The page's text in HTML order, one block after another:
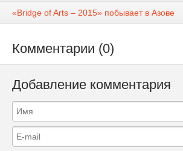
«Bridge of Arts – 2015» побывает в Азове
Комментарии (0)
Добавление комментария